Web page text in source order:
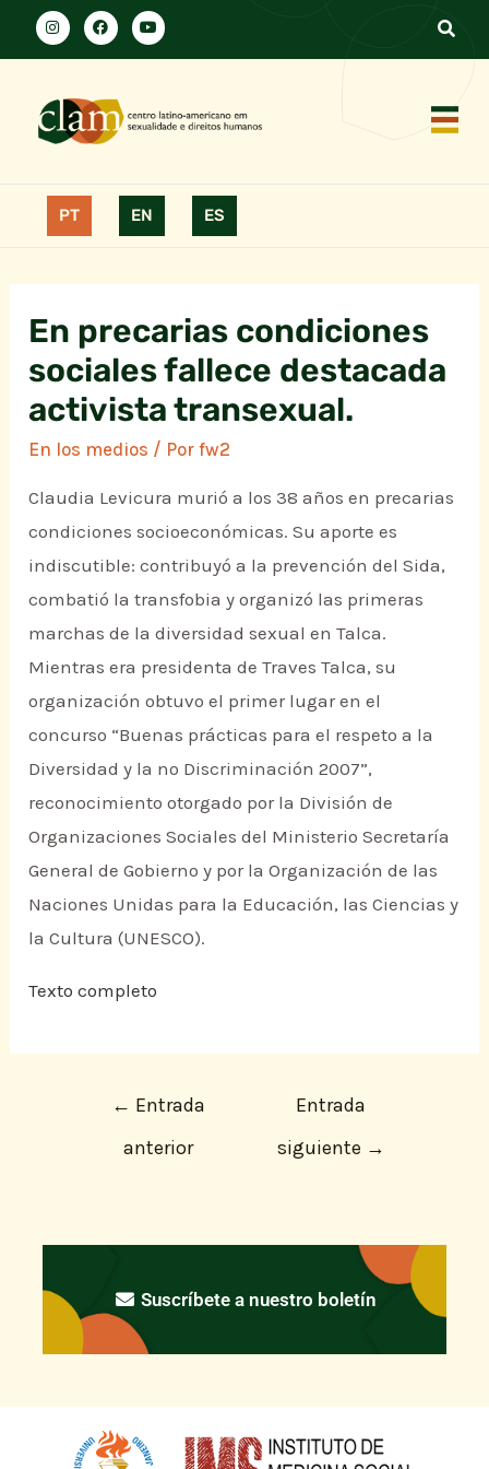
PT EN ES
En precarias condiciones
sociales fallece destacada
activista transexual.
En los medios / Porfw2
Claudia Levicura murió a los 38 años en precarias
condiciones socioeconómicas. Su aporte es
indiscutible: contribuyó a la prevención del Sida,
combatió la transfobia y organizó las primeras
marchas de la diversidad sexual en Talca.
Mientras era presidenta de Traves Talca, su
organización obtuvo el primer lugar en el
concurso “Buenas prácticas para el respeto a la
Diversidad y la no Discriminación 2007”,
reconocimiento otorgado por la División de
Organizaciones Sociales del Ministerio Secretaría
General de Gobierno y por la Organización de las
Naciones Unidas para la Educación, las Ciencias y
la Cultura (UNESCO).
Texto completo
← Entrada
anterior
Entrada
siguiente →
Suscríbete a nuestro boletín